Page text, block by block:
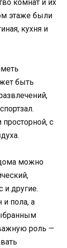
комнат и их
этаже были
кухня и
быть
с
можно
и другие.
и пола, а
роль —